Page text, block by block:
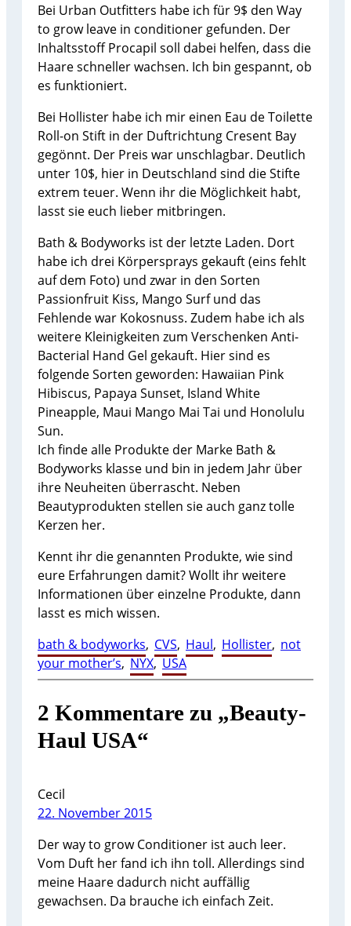
Bei Urban Outfitters habe ich für 9$ den Way
to grow leave in conditioner gefunden. Der
Inhaltsstoff Procapil soll dabei helfen, dass die
Haare schneller wachsen. Ich bin gespannt, ob
es funktioniert.
Bei Hollister habe ich mir einen Eau de Toilette
Roll-on Stift in der Duftrichtung Cresent Bay
gegönnt. Der Preis war unschlagbar. Deutlich
unter 10$, hier in Deutschland sind die Stifte
extrem teuer. Wenn ihr die Möglichkeit habt,
lasst sie euch lieber mitbringen.
Bath & Bodyworks ist der letzte Laden. Dort
habe ich drei Körpersprays gekauft (eins fehlt
auf dem Foto) und zwar in den Sorten
Passionfruit Kiss, Mango Surf und das
Fehlende war Kokosnuss. Zudem habe ich als
weitere Kleinigkeiten zum Verschenken Anti-
Bacterial Hand Gel gekauft. Hier sind es
folgende Sorten geworden: Hawaiian Pink
Hibiscus, Papaya Sunset, Island White
Pineapple, Maui Mango Mai Tai und Honolulu
Sun.
Ich finde alle Produkte der Marke Bath &
Bodyworks klasse und bin in jedem Jahr über
ihre Neuheiten überrascht. Neben
Beautyprodukten stellen sie auch ganz tolle
Kerzen her.
Kennt ihr die genannten Produkte, wie sind
eure Erfahrungen damit? Wollt ihr weitere
Informationen über einzelne Produkte, dann
lasst es mich wissen.
bath & bodyworks, CVS, Haul, Hollister, not
your mother’s, NYX, USA
2 Kommentare zu „Beauty-
Haul USA“
Cecil
22. November 2015
Der way to grow Conditioner ist auch leer.
Vom Duft her fand ich ihn toll. Allerdings sind
meine Haare dadurch nicht auffällig
gewachsen. Da brauche ich einfach Zeit.